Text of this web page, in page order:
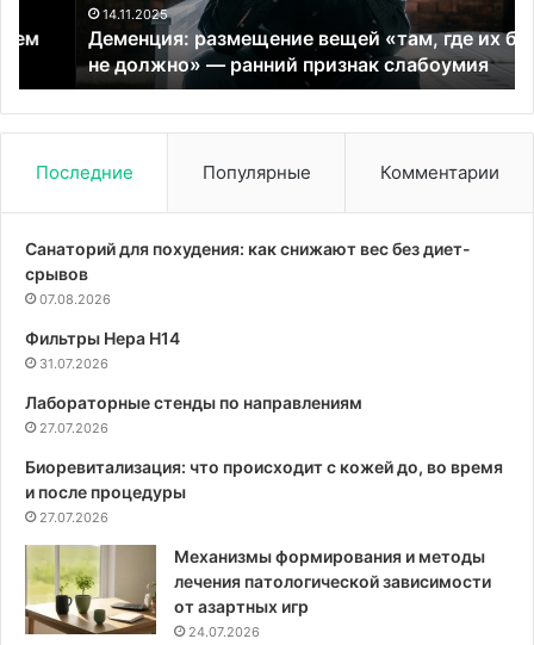
должно»
ранний
признак
слабоумия
14.11.2025
Деменция: размещение вещей «там, где их быть
не должно» — ранний признак слабоумия
на
Последние Популярные Комментарии
Санаторий для похудения: как снижают вес без диет-
срывов
07.08.2026
Фильтры Hepa Н14
31.07.2026
Лабораторные стенды по направлениям
27.07.2026
Биоревитализация: что происходит с кожей до, во время
и после процедуры
27.07.2026
Механизмы формирования и методы
лечения патологической зависимости
от азартных игр
24.07.2026